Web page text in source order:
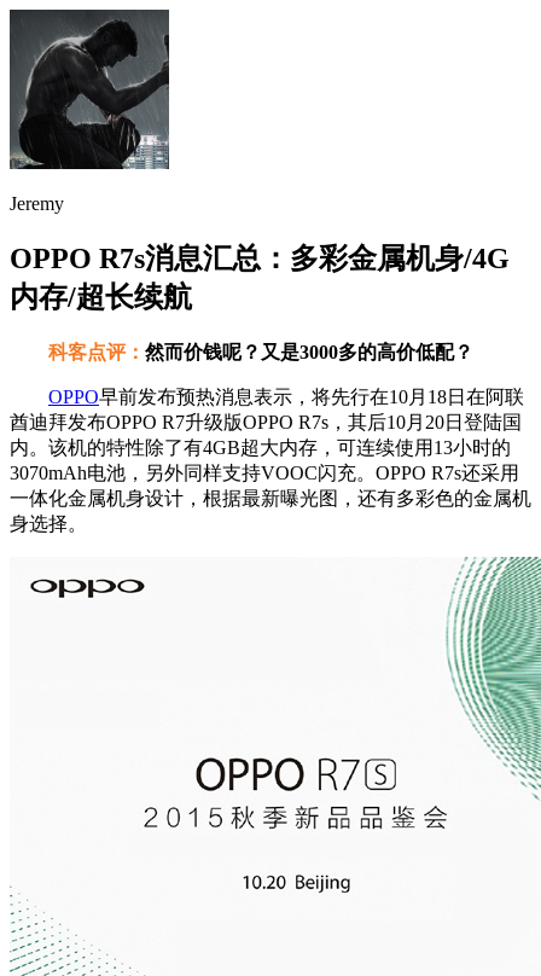
Jeremy
OPPO R7s消息汇总：多彩金属机身/4G
内存/超长续航
科客点评： 然而价钱呢？又是3000多的高价低配？
OPPO早前发布预热消息表示，将先行在10月18日在阿联
酋迪拜发布OPPO R7升级版OPPO R7s，其后10月20日登陆国
内。该机的特性除了有4GB超大内存，可连续使用13小时的
3070mAh电池，另外同样支持VOOC闪充。OPPO R7s还采用
一体化金属机身设计，根据最新曝光图，还有多彩色的金属机
身选择。